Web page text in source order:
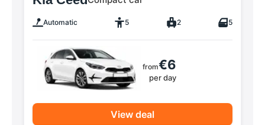
Automatic 5 2 5
from€6
per day
View deal